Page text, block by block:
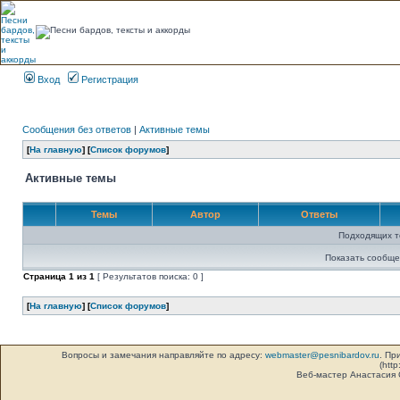
Вход Регистрация
Сообщения без ответов | Активные темы
[На главную] [Список форумов]
Активные темы
Темы Автор Ответы
Подходящих
Показать
Страница 1 из 1 [ Результатов поиска: 0 ]
[На главную] [Список форумов]
Вопросы и замечания направляйте по адресу: webmaster@pesnibardov.ru .
Веб-мастер